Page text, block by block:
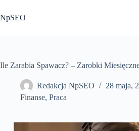
do
treści
NpSEO
Ile Zarabia Spawacz? – Zarobki
Redakcja NpSEO
28 maja,
Finanse, Praca